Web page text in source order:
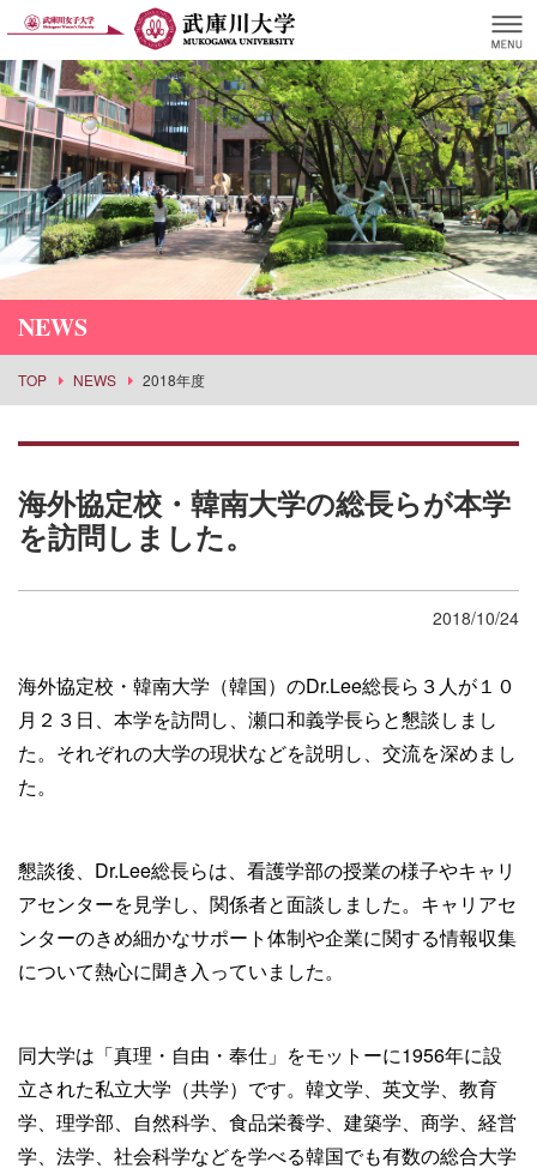
NEWS
TOP NEWS 2018年度
海外協定校・韓南大学の総長らが本学
を訪問しました。
2018/10/24
海外協定校・韓南大学（韓国）のDr.Lee総長ら３人が１０
月２３日、本学を訪問し、瀬口和義学長らと懇談しまし
た。それぞれの大学の現状などを説明し、交流を深めまし
た。
懇談後、Dr.Lee総長らは、看護学部の授業の様子やキャリ
アセンターを見学し、関係者と面談しました。キャリアセ
ンターのきめ細かなサポート体制や企業に関する情報収集
について熱心に聞き入っていました。
同大学は「真理・自由・奉仕」をモットーに1956年に設
立された私立大学（共学）です。韓文学、英文学、教育
学、理学部、自然科学、食品栄養学、建築学、商学、経営
学、法学、社会科学などを学べる韓国でも有数の総合大学